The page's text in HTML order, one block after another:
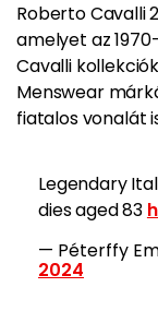
Roberto Cavalli
amelyet az
Cavalli
Menswear
fiatalos vonalát
Legendary
dies aged 83
— Péterffy
2024